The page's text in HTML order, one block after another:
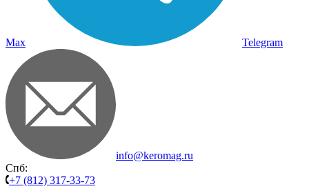
Max Telegram
info@keromag.ru
Спб:
+7 (812) 317-33-73